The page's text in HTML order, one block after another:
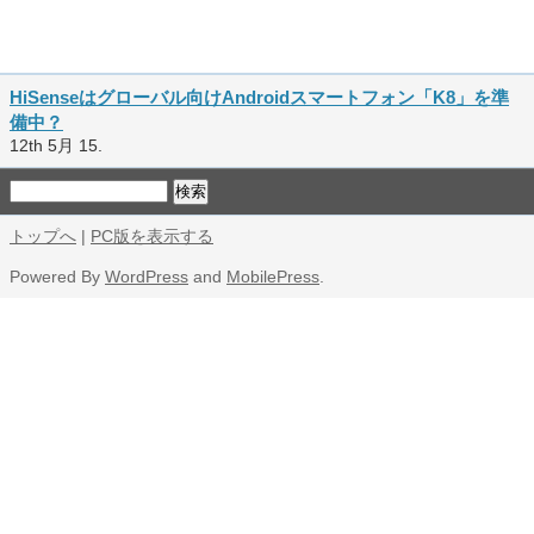
HiSenseはグローバル向けAndroidスマートフォン「K8」を準
備中？
12th 5月 15.
トップへ | PC版を表示する
Powered By WordPress and MobilePress